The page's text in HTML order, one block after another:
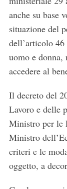
anche su base
situazione del
dell’articolo
uomo e donna,
accedere al
Il decreto del
Lavoro e delle
Ministro per le
Ministro
criteri e le
oggetto, a